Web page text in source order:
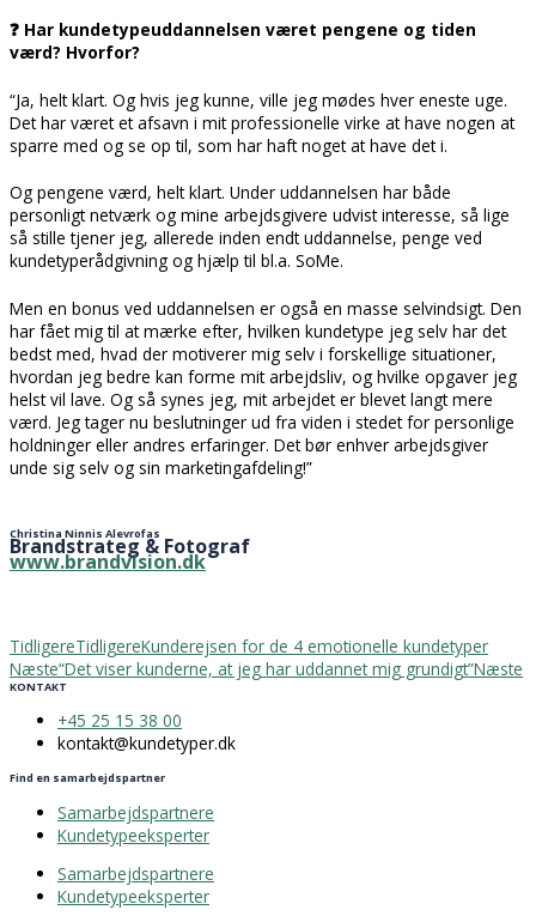
❓ Har kundetypeuddannelsen været pengene og tiden
værd? Hvorfor?
“Ja, helt klart. Og hvis jeg kunne, ville jeg mødes hver eneste uge.
Det har været et afsavn i mit professionelle virke at have nogen at
sparre med og se op til, som har haft noget at have det i.
Og pengene værd, helt klart. Under uddannelsen har både
personligt netværk og mine arbejdsgivere udvist interesse, så lige
så stille tjener jeg, allerede inden endt uddannelse, penge ved
kundetyperådgivning og hjælp til bl.a. SoMe.
Men en bonus ved uddannelsen er også en masse selvindsigt. Den
har fået mig til at mærke efter, hvilken kundetype jeg selv har det
bedst med, hvad der motiverer mig selv i forskellige situationer,
hvordan jeg bedre kan forme mit arbejdsliv, og hvilke opgaver jeg
helst vil lave. Og så synes jeg, mit arbejdet er blevet langt mere
værd. Jeg tager nu beslutninger ud fra viden i stedet for personlige
holdninger eller andres erfaringer. Det bør enhver arbejdsgiver
unde sig selv og sin marketingafdeling!”
Christina Ninnis Alevrofas
Brandstrateg & Fotograf
www.brandvision.dk
TidligereTidligereKunderejsen for de 4 emotionelle kundetyper
Næste“Det viser kunderne, at jeg har uddannet mig grundigt”Næste
KONTAKT
+45 25 15 38 00
kontakt@kundetyper.dk
Find en samarbejdspartner
Samarbejdspartnere
Kundetypeeksperter
Samarbejdspartnere
Kundetypeeksperter